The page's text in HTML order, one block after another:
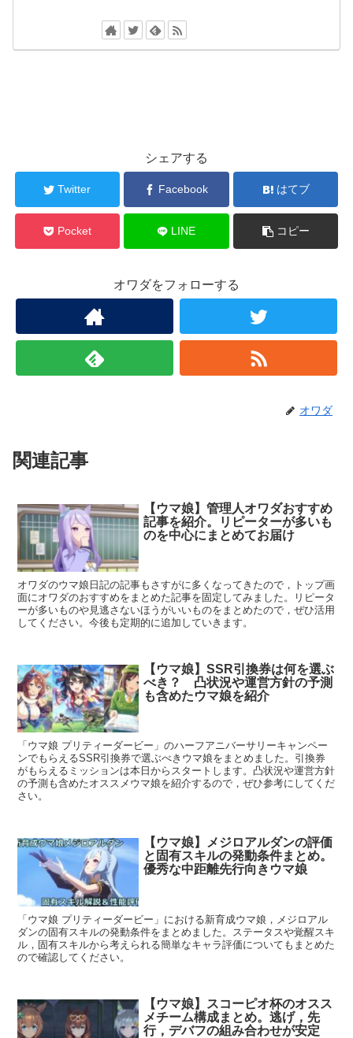
シェアする
Twitter Facebook はてブ
Pocket LINE コピー
オワダをフォローする
オワダ
関連記事
【ウマ娘】管理人オワダおすすめ
記事を紹介。リピーターが多いも
のを中心にまとめてお届け
オワダのウマ娘日記の記事もさすがに多くなってきたので，トップ画
面にオワダのおすすめをまとめた記事を固定してみました。リピータ
ーが多いものや見逃さないほうがいいものをまとめたので，ぜひ活用
してください。今後も定期的に追加していきます。
【ウマ娘】SSR引換券は何を選ぶ
べき？ 凸状況や運営方針の予測
も含めたウマ娘を紹介
「ウマ娘 プリティーダービー」のハーフアニバーサリーキャンペー
ンでもらえるSSR引換券で選ぶべきウマ娘をまとめました。引換券
がもらえるミッションは本日からスタートします。凸状況や運営方針
の予測も含めたオススメウマ娘を紹介するので，ぜひ参考にしてくだ
さい。
【ウマ娘】メジロアルダンの評価
と固有スキルの発動条件まとめ。
優秀な中距離先行向きウマ娘
「ウマ娘 プリティーダービー」における新育成ウマ娘，メジロアル
ダンの固有スキルの発動条件をまとめました。ステータスや覚醒スキ
ル，固有スキルから考えられる簡単なキャラ評価についてもまとめた
ので確認してください。
【ウマ娘】スコーピオ杯のオスス
メチーム構成まとめ。逃げ，先
行，デバフの組み合わせが安定